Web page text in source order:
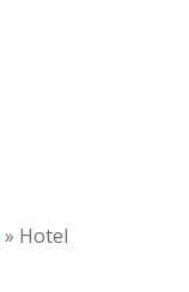
» Hotel